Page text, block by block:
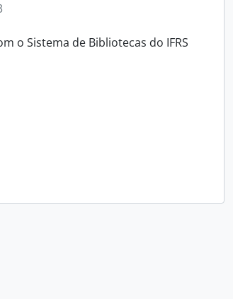
o Sistema de Bibliotecas do IFRS